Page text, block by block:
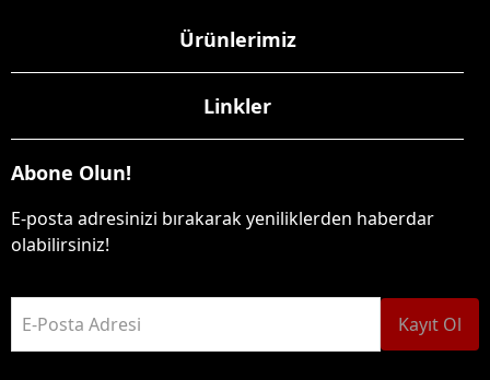
Ürünlerimiz
Linkler
Abone Olun!
E-posta adresinizi bırakarak yeniliklerden haberdar
olabilirsiniz!
E-Posta Adresi Kayıt Ol